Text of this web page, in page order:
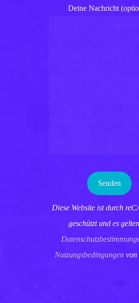
Deine Nachricht
Diese Website ist durch
geschützt und es
Nutzungsbedingungen von